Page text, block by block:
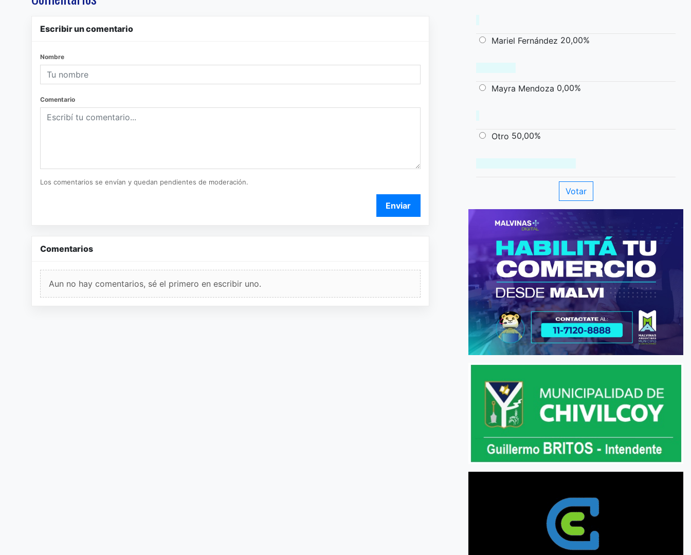
Escribir un comentario
Nombre
Comentario
Los comentarios se envían y quedan pendientes de moderación.
Enviar
Comentarios
Aun no hay comentarios, sé el primero en escribir uno.
Mariel Fernández 20,00%
Mayra Mendoza 0,00%
Otro 50,00%